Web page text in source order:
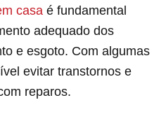
casa é fundamental
adequado dos
e esgoto. Com algumas
evitar transtornos e
reparos.